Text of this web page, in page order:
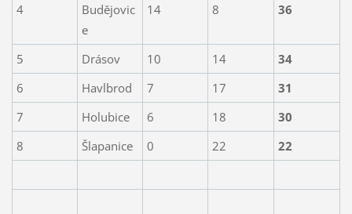
4
Budějovic
e
14 8 36
5 Drásov 10 14
34
6
Havlbrod 7 17
31
7
Holubice 6 18
30
8
Šlapanice 0 22 22